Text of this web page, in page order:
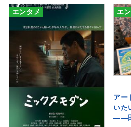
エンタメ エ
アー
いた
――